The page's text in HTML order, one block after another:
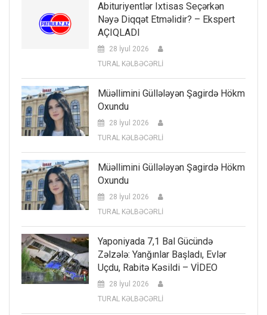
Abituriyentlər Ixtisas Seçərkən
Nəyə Diqqət Etməlidir? – Ekspert
AÇIQLADI
28 İyul 2026
TURAL KƏLBƏCƏRLİ
Müəllimini Güllələyən Şagirdə Hökm
Oxundu
28 İyul 2026
TURAL KƏLBƏCƏRLİ
Müəllimini Güllələyən Şagirdə Hökm
Oxundu
28 İyul 2026
TURAL KƏLBƏCƏRLİ
Yaponiyada 7,1 Bal Gücündə
Zəlzələ: Yanğınlar Başladı, Evlər
Uçdu, Rabitə Kəsildi – VİDEO
28 İyul 2026
TURAL KƏLBƏCƏRLİ